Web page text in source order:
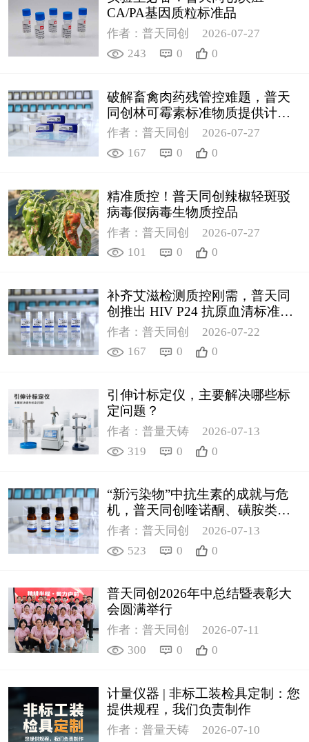
CA/PA基因质粒标准品
作者：普天同创
2026-07-27
243
0 0
破解畜禽肉药残管控难题，普天
同创林可霉素标准物质提供计量
支撑
作者：普天同创
2026-07-27
167
0 0
精准质控！普天同创辣椒轻斑驳
病毒假病毒生物质控品
作者：普天同创
2026-07-27
101
0 0
补齐艾滋检测质控刚需，普天同
创推出 HIV P24 抗原血清标准物
质
作者：普天同创
2026-07-22
167
0 0
引伸计标定仪，主要解决哪些标
定问题？
作者：普量天铸
2026-07-13
319
0 0
“新污染物”中抗生素的成就与危
机，普天同创喹诺酮、磺胺类质
控新品筑牢环境安全防线
作者：普天同创
2026-07-13
523
0 0
普天同创2026年中总结暨表彰大
会圆满举行
作者：普天同创
2026-07-11
300
0 0
计量仪器 | 非标工装检具定制：您
提供规程，我们负责制作
作者：普量天铸
2026-07-10